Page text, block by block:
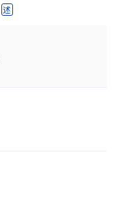
述